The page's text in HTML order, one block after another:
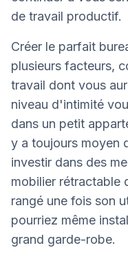
de travail productif.
Créer le parfait
plusieurs facteurs,
travail dont vous
niveau d'intimité
dans un petit
y a toujours moyen
investir dans des
mobilier rétractable
rangé une fois son
pourriez même
grand garde-robe.